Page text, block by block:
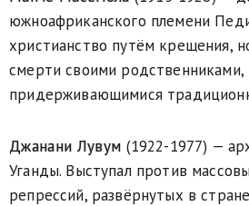
южноафриканского племени
христианство путём крещения,
смерти своими родственниками,
придерживающимися
Джанани Лувум (1922-1977) —
Уганды. Выступал против
репрессий, развёрнутых в